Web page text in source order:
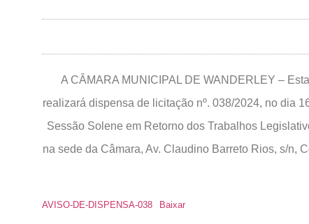
A CÂMARA MUNICIPAL DE WANDERLEY –
realizará dispensa de licitação nº. 038/2024, no dia
Sessão Solene em Retorno dos Trabalhos
na sede da Câmara, Av. Claudino Barreto Rios, s/n,
AVISO-DE-DISPENSA-038 Baixar